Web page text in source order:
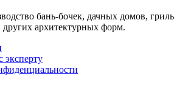
бань-бочек, дачных домов, гриль
других архитектурных форм.
эксперту